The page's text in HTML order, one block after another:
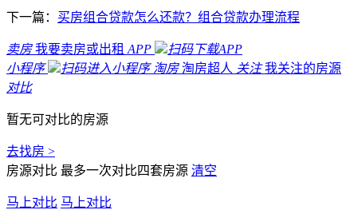
下一篇： 买房组合贷款怎么还款？组合贷款办理流程
卖房 我要卖房或出租 APP
扫码下载APP
小程序
扫码进入小程序 淘房 淘房超人 关注 我关注的房源
对比
暂无可对比的房源
去找房 >
房源对比 最多一次对比四套房源 清空
马上对比 马上对比